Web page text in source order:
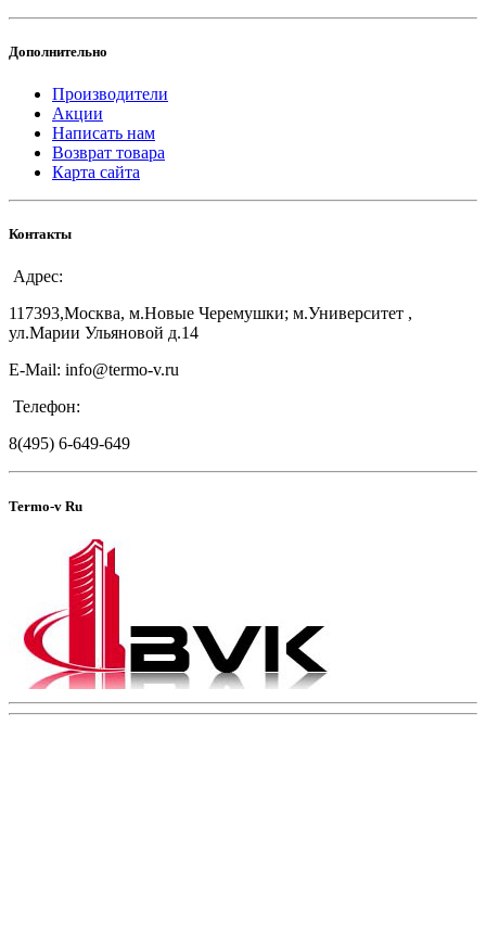
Дополнительно
Производители
Акции
Написать нам
Возврат товара
Карта сайта
Контакты
Адрес:
117393,Москва, м.Новые Черемушки; м.Университет ,
ул.Марии Ульяновой д.14
E-Mail: info@termo-v.ru
Телефон:
8(495) 6-649-649
Termo-v Ru